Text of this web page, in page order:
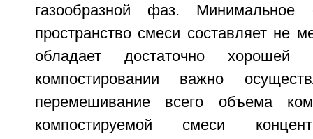
газообразной фаз. Минимальное
пространство смеси составляет не
обладает достаточно хорошей
компостировании важно
перемешивание всего объема
компостируемой смеси